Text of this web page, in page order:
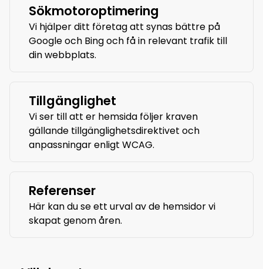
Sökmotoroptimering
Vi hjälper ditt företag att synas bättre på
Google och Bing och få in relevant trafik till
din webbplats.
Tillgänglighet
Vi ser till att er hemsida följer kraven
gällande tillgänglighetsdirektivet och
anpassningar enligt WCAG.
Referenser
Här kan du se ett urval av de hemsidor vi
skapat genom åren.